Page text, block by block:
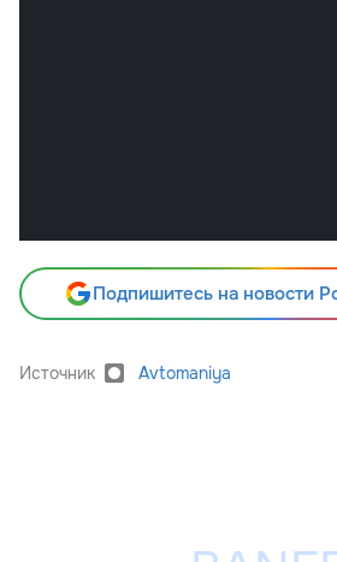
Подпишитесь на новости
Источник Avtomaniya